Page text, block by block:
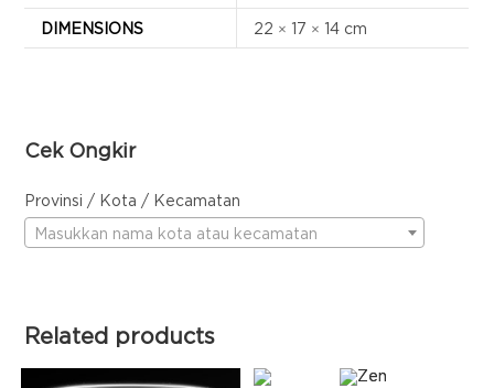
DIMENSIONS 22 × 17 × 14 cm
Cek Ongkir
Provinsi / Kota / Kecamatan
Masukkan nama kota atau kecamatan
Related products